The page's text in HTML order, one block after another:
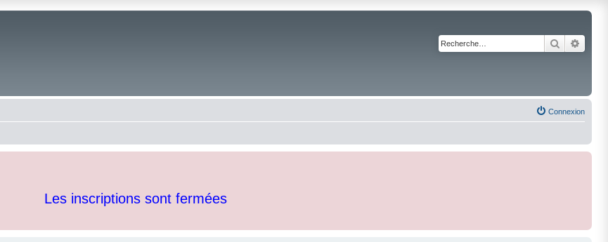
Rechercher
Connexion
Les inscriptions sont fermées